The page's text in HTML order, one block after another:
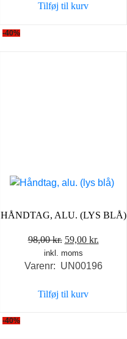
98,00 kr..
Tilføj til kurv
-40%
HÅNDTAG, ALU. (LYS BLÅ)
98,00kr. Den
oprindelige
pris
98,00 kr..
59,00 kr.
pris
inkl. moms
Varenr: UN00196
Tilføj til kurv
-40%